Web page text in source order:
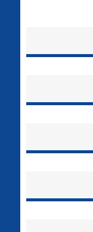
לכל מוצרי היצרן